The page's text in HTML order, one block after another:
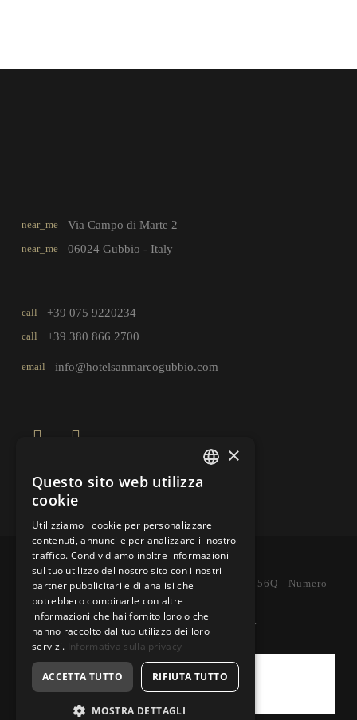
near_me Via Campo di Marte 2
near_me 06024 Gubbio - Italy
call +39 075 9220234
call +39 380 866 2700
email info@hotelsanmarcogubbio.com
Copyright © Hotel San Marco
P.IVA 03247670544 - C.F. FRCSNT53M45E256Q - Numero
REA: PG - 275057
Cookie Policy
×
Questo sito web utilizza
cookie
Utilizziamo i cookie per personalizzare
contenuti, annunci e per analizzare il nostro
traffico. Condividiamo inoltre informazioni
sul tuo utilizzo del nostro sito con i nostri
partner pubblicitari e di analisi che
potrebbero combinarle con altre
informazioni che hai fornito loro o che
hanno raccolto dal tuo utilizzo dei loro
servizi. Informativa sulla privacy
ACCETTA TUTTO RIFIUTA TUTTO
MOSTRA DETTAGLI